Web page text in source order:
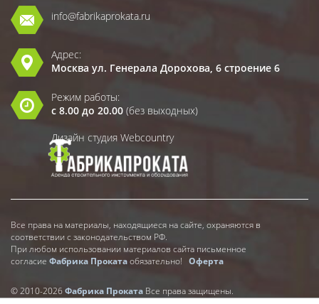
info@fabrikaprokata.ru
Адрес:
Москва ул. Генерала Дорохова, 6 строение 6
Режим работы:
с 8.00 до 20.00 (без выходных)
Дизайн студия Webcountry
Все права на материалы, находящиеся на сайте, охраняются в
соответствии с законодательством РФ.
При любом использовании материалов сайта письменное
согласие Фабрика Прокатаобязательно! Оферта
© 2010-2026Фабрика Проката Все права защищены.